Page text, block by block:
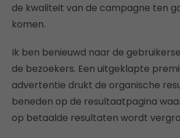
de kwaliteit van de campagne ten
komen.
Ik ben benieuwd naar de
de bezoekers. Een uitgeklapte
advertentie drukt de organische
beneden op de resultaatpagina
op betaalde resultaten wordt